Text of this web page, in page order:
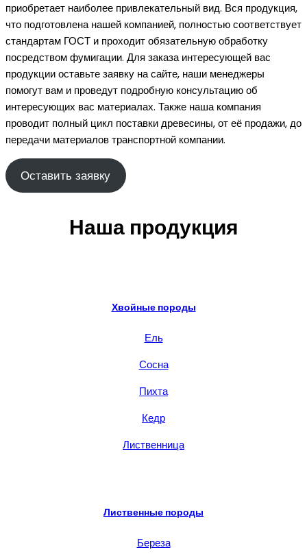
приобретает наиболее привлекательный вид. Вся продукция,
что подготовлена нашей компанией, полностью соответствует
стандартам ГОСТ и проходит обязательную обработку
посредством фумигации. Для заказа интересующей вас
продукции оставьте заявку на сайте, наши менеджеры
помогут вам и проведут подробную консультацию об
интересующих вас материалах. Также наша компания
проводит полный цикл поставки древесины, от её продажи, до
передачи материалов транспортной компании.
Оставить заявку
Наша продукция
Хвойные породы
Ель
Сосна
Пихта
Кедр
Лиственница
Лиственные породы
Береза